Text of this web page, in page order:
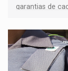
garantias de